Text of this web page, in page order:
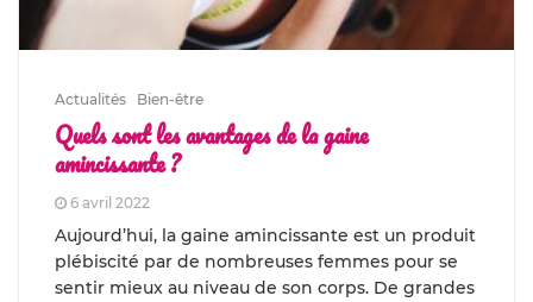
Actualités Bien-être
Quels sont les avantages de la gaine
amincissante ?
6 avril 2022
Aujourd’hui, la gaine amincissante est un produit
plébiscité par de nombreuses femmes pour se
sentir mieux au niveau de son corps. De grandes